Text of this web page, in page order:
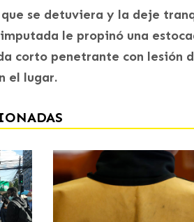
se detuviera y la deje
le propinó una
corto penetrante con lesión
el lugar.